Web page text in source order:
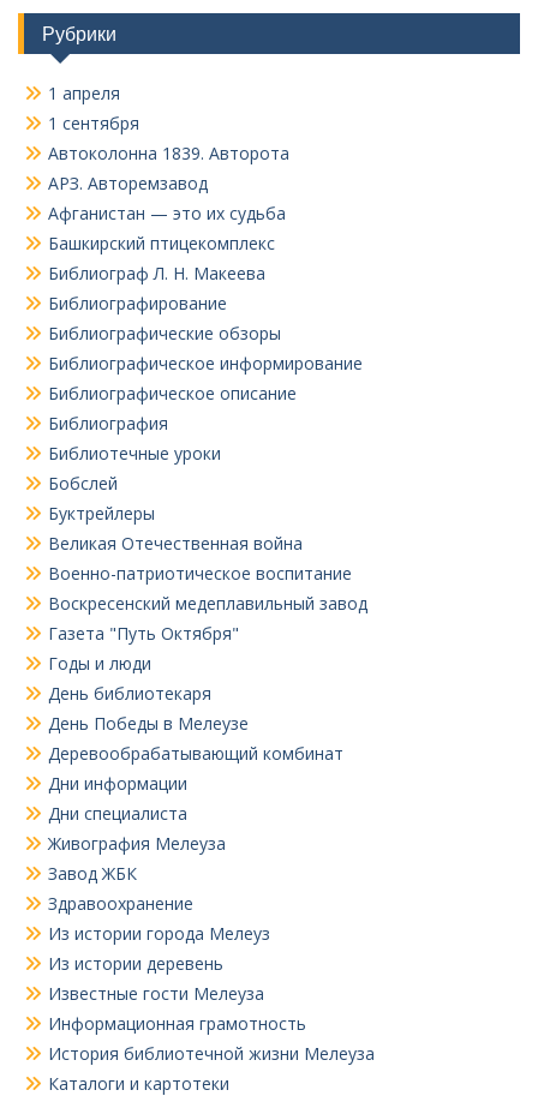
Рубрики
1 апреля
1 сентября
Автоколонна 1839. Авторота
АРЗ. Авторемзавод
Афганистан — это их судьба
Башкирский птицекомплекс
Библиограф Л. Н. Макеева
Библиографирование
Библиографические обзоры
Библиографическое информирование
Библиографическое описание
Библиография
Библиотечные уроки
Бобслей
Буктрейлеры
Великая Отечественная война
Военно-патриотическое воспитание
Воскресенский медеплавильный завод
Газета "Путь Октября"
Годы и люди
День библиотекаря
День Победы в Мелеузе
Деревообрабатывающий комбинат
Дни информации
Дни специалиста
Живография Мелеуза
Завод ЖБК
Здравоохранение
Из истории города Мелеуз
Из истории деревень
Известные гости Мелеуза
Информационная грамотность
История библиотечной жизни Мелеуза
Каталоги и картотеки